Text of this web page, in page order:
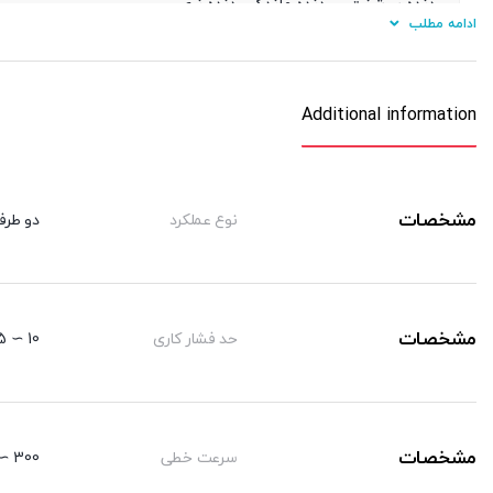
ادامه مطلب
Additional information
مشخصات نوع عملکرد دو
مشخصات حد فشار کاری 10 ∼ 1.5 kgf/cm²
مشخصات سرعت خطی 300 ∼ 50 mm/sec